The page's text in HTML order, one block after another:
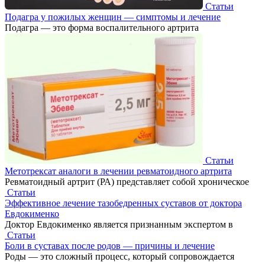
Статьи
Подагра у пожилых женщин — симптомы и лечение
Подагра — это форма воспалительного артрита
Статьи
Метотрексат аналоги в лечении ревматоидного артрита
Ревматоидный артрит (РА) представляет собой хроническое
Статьи
Эффективное лечение тазобедренных суставов от доктора
Евдокименко
Доктор Евдокименко является признанным экспертом в
Статьи
Боли в суставах после родов — причины и лечение
Роды — это сложный процесс, который сопровождается